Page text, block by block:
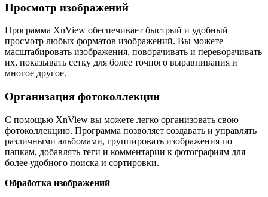
Просмотр изображений
Программа XnView обеспечивает быстрый и удобный
просмотр любых форматов изображений. Вы можете
масштабировать изображения, поворачивать и переворачивать
их, показывать сетку для более точного выравнивания и
многое другое.
Организация фотоколлекции
С помощью XnView вы можете легко организовать свою
фотоколлекцию. Программа позволяет создавать и управлять
различными альбомами, группировать изображения по
папкам, добавлять теги и комментарии к фотографиям для
более удобного поиска и сортировки.
Обработка изображений